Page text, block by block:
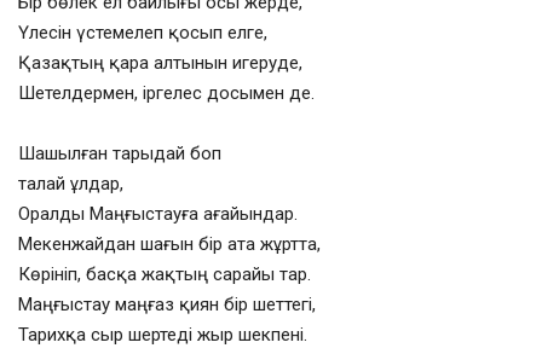
Үлесін үстемелеп қосып елге,
Қазақтың қара алтынын игеруде,
Шетелдермен, іргелес досымен де.
Шашылған тарыдай боп
талай ұлдар,
Оралды Маңғыстауға ағайындар.
Мекенжайдан шағын бір ата жұртта,
Көрініп, басқа жақтың сарайы тар.
Маңғыстау маңғаз қиян бір шеттегі,
Тарихқа сыр шертеді жыр шекпені.